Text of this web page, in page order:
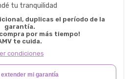
tu tranquilidad
duplicas el período de la
garantía.
por más tiempo!
te cuida.
condiciones
extender mi garantía